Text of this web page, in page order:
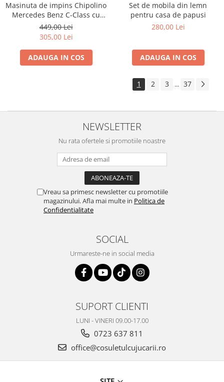
Masinuta de impins Chipolino
Mercedes Benz C-Class cu
maner black
449,00 Lei
305,00 Lei
ADAUGA IN COS
Set de mobila din lemn
pentru casa de papusi
280,00 Lei
ADAUGA IN COS
1 2 3 ... 37
NEWSLETTER
Nu rata ofertele si promotiile noastre
Vreau sa primesc newsletter cu promotiile
magazinului. Afla mai multe in Politica de
Confidentialitate
SOCIAL
Urmareste-ne in social media
SUPORT CLIENTI
LUNI - VINERI 09.00-17.00
0723 637 811
office@cosuletulcujucarii.ro